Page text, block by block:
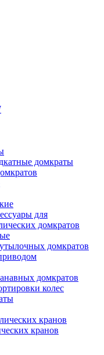
домкраты
для
домкратов
домкратов
домкратов
колес
кранов
кранов